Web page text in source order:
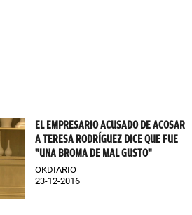
EL EMPRESARIO ACUSADO DE ACOSAR
A TERESA RODRÍGUEZ DICE QUE FUE
"UNA BROMA DE MAL GUSTO"
OKDIARIO
23-12-2016